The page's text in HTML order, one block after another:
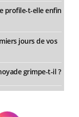
profile-t-elle enfin
jours de vos
grimpe-t-il ?